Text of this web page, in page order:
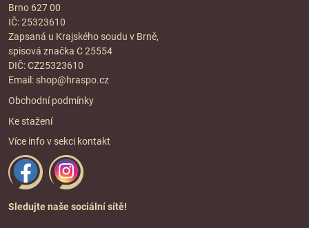
Brno 627 00
IČ: 25323610
Zapsaná u Krajského soudu v Brně,
spisová značka C 25554
DIČ: CZ25323610
Email: shop@hraspo.cz
Obchodní podmínky
Ke stažení
Více info v sekci kontakt
Sledujte naše sociální sítě!